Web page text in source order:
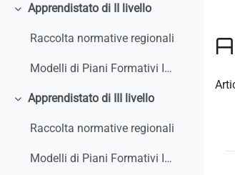
Minimizza
Apprendistato di II livello
Raccolta normative regionali
Modelli di Piani Formativi Individuali
Minimizza
Apprendistato di III livello
Raccolta normative regionali
Modelli di Piani Formativi Individuali